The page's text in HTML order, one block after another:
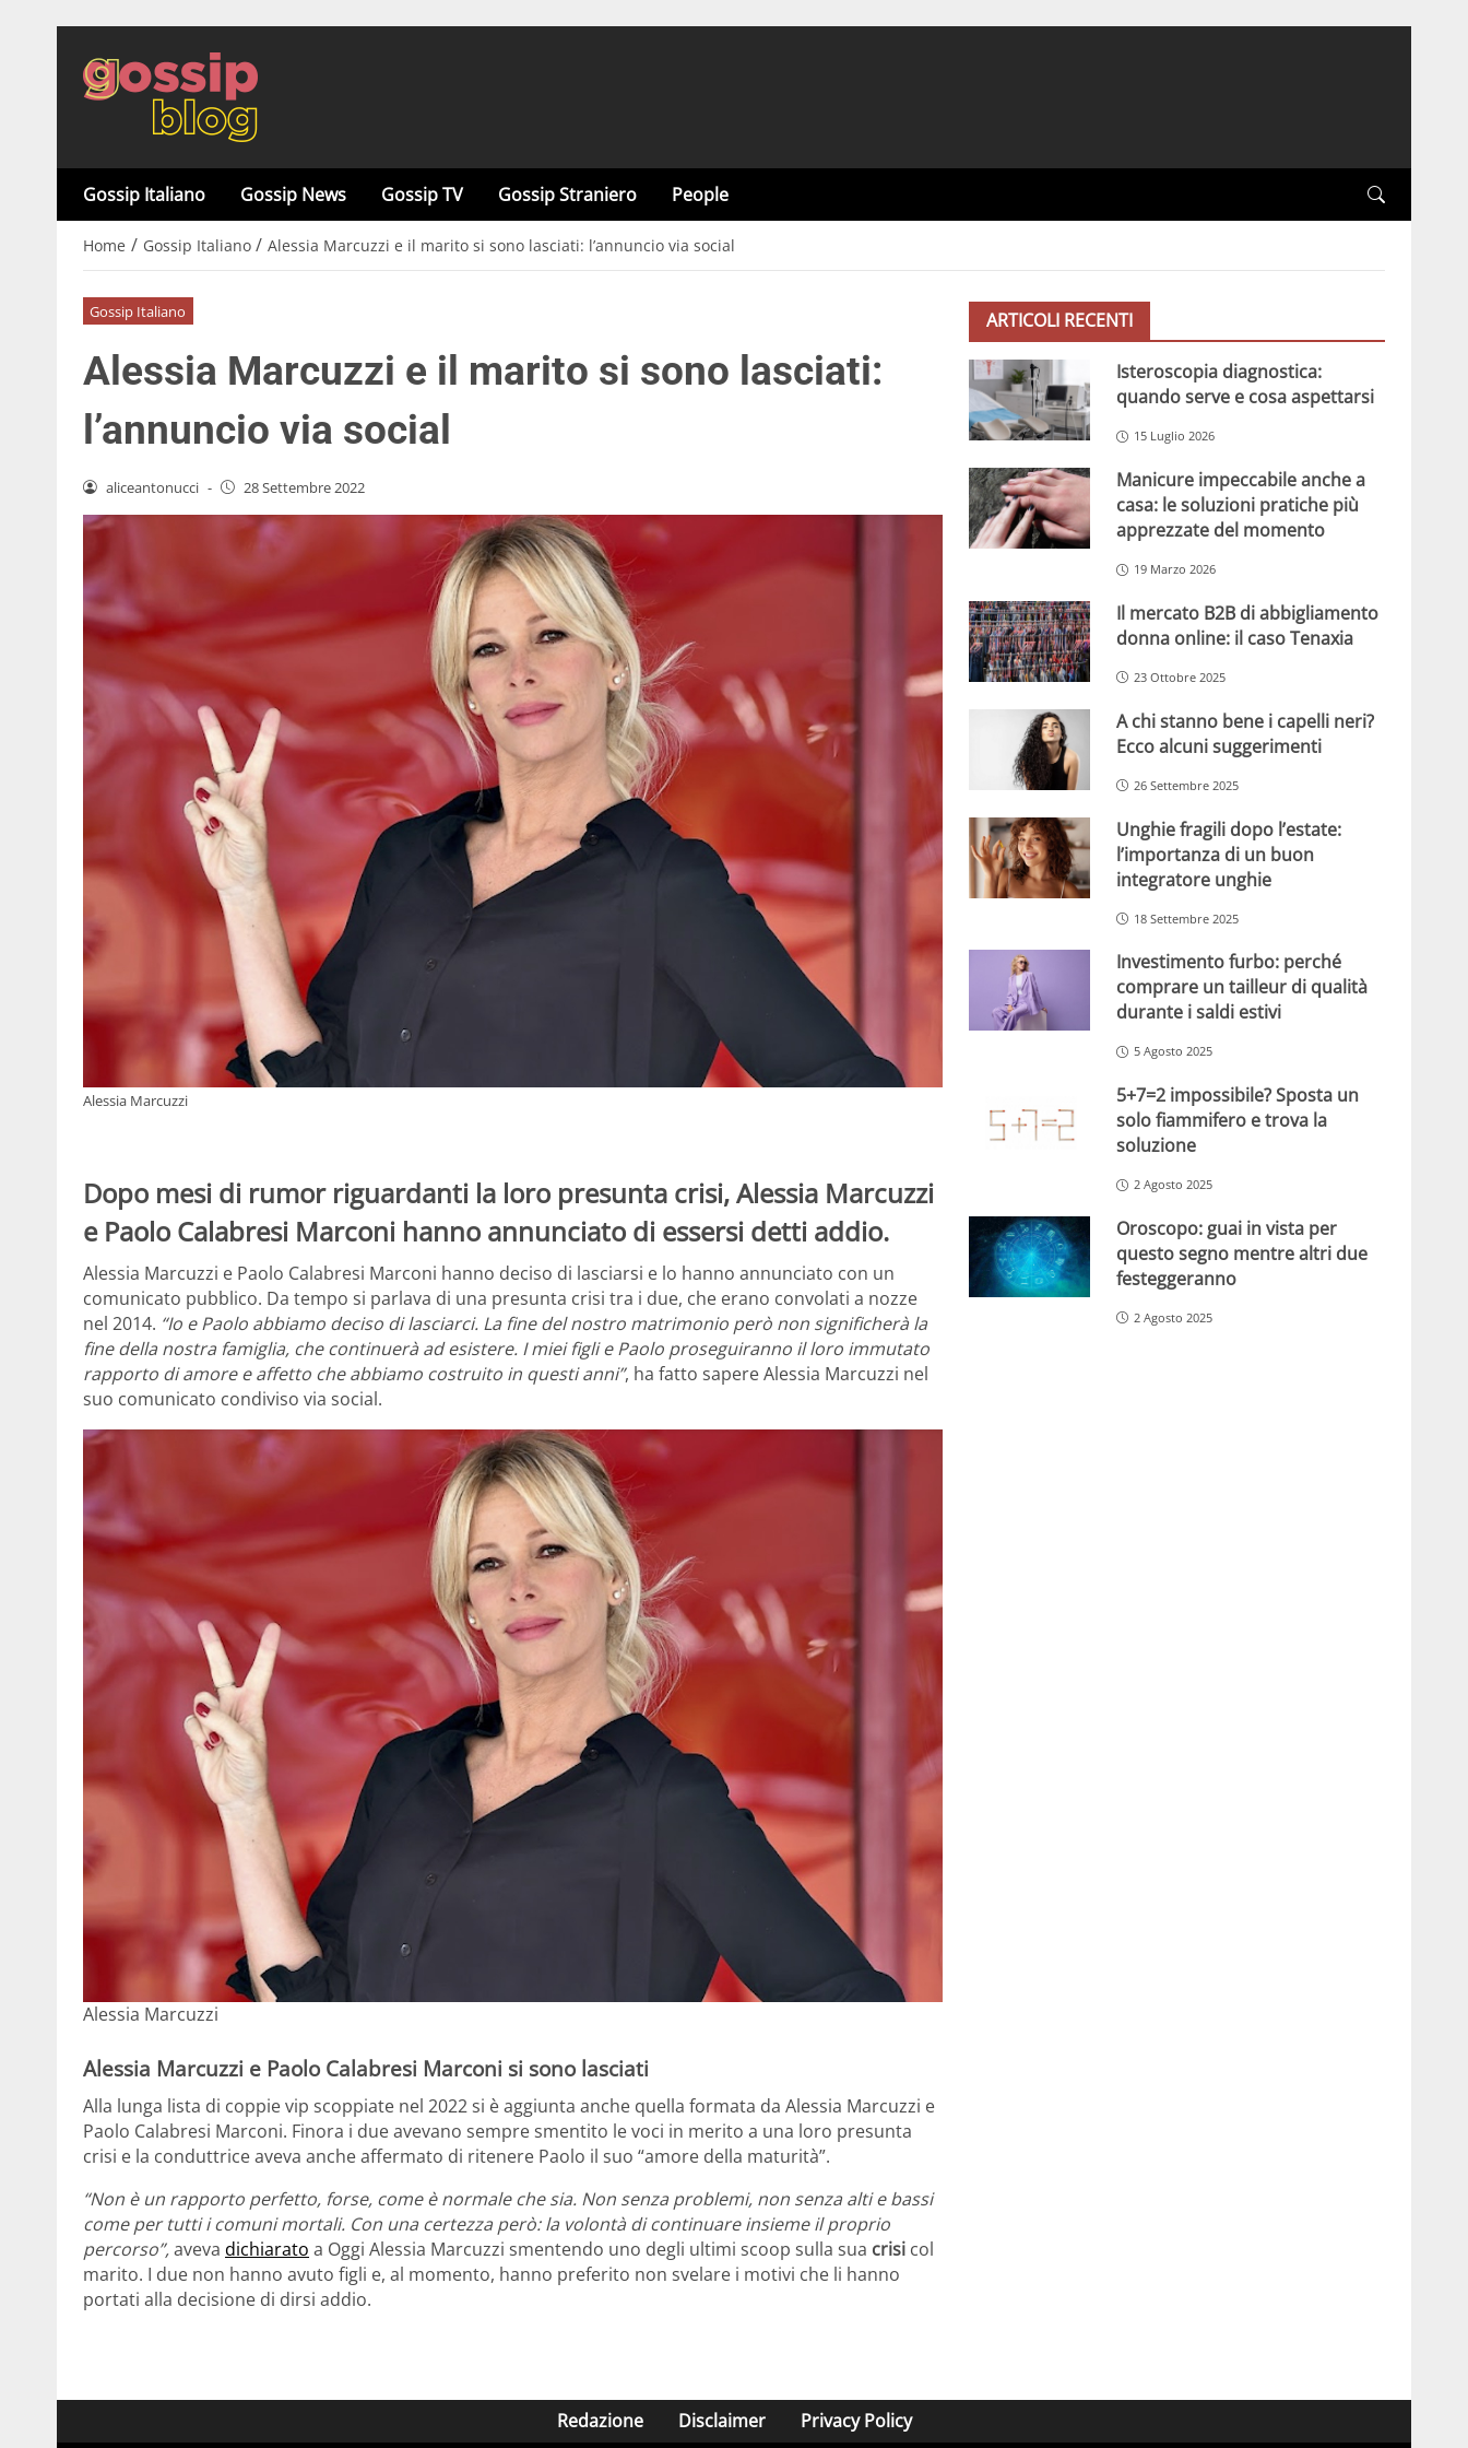
Gossip Italiano Gossip News Gossip TV Gossip Straniero People
Home / Gossip Italiano / Alessia Marcuzzi e il marito si sono lasciati: l’annuncio via social
Gossip Italiano
Alessia Marcuzzi e il marito si sono lasciati:
l’annuncio via social
aliceantonucci - 28 Settembre 2022
Alessia Marcuzzi
Dopo mesi di rumor riguardanti la loro presunta crisi, Alessia Marcuzzi
e Paolo Calabresi Marconi hanno annunciato di essersi detti addio.
Alessia Marcuzzi e Paolo Calabresi Marconi hanno deciso di lasciarsi e lo hanno annunciato con un
comunicato pubblico. Da tempo si parlava di una presunta crisi tra i due, che erano convolati a nozze
nel 2014. “Io e Paolo abbiamo deciso di lasciarci. La fine del nostro matrimonio però non significherà la
fine della nostra famiglia, che continuerà ad esistere. I miei figli e Paolo proseguiranno il loro immutato
rapporto di amore e affetto che abbiamo costruito in questi anni”, ha fatto sapere Alessia Marcuzzi nel
suo comunicato condiviso via social.
Alessia Marcuzzi
Alessia Marcuzzi e Paolo Calabresi Marconi si sono lasciati
Alla lunga lista di coppie vip scoppiate nel 2022 si è aggiunta anche quella formata da Alessia Marcuzzi e
Paolo Calabresi Marconi. Finora i due avevano sempre smentito le voci in merito a una loro presunta
crisi e la conduttrice aveva anche affermato di ritenere Paolo il suo “amore della maturità”.
“Non è un rapporto perfetto, forse, come è normale che sia. Non senza problemi, non senza alti e bassi
come per tutti i comuni mortali. Con una certezza però: la volontà di continuare insieme il proprio
percorso”,aveva dichiarato a Oggi Alessia Marcuzzi smentendo uno degli ultimi scoop sulla sua crisi col
marito. I due non hanno avuto figli e, al momento, hanno preferito non svelare i motivi che li hanno
portati alla decisione di dirsi addio.
ARTICOLI RECENTI
Isteroscopia diagnostica:
quando serve e cosa aspettarsi
15 Luglio 2026
Manicure impeccabile anche a
casa: le soluzioni pratiche più
apprezzate del momento
19 Marzo 2026
Il mercato B2B di abbigliamento
donna online: il caso Tenaxia
23 Ottobre 2025
A chi stanno bene i capelli neri?
Ecco alcuni suggerimenti
26 Settembre 2025
Unghie fragili dopo l’estate:
l’importanza di un buon
integratore unghie
18 Settembre 2025
Investimento furbo: perché
comprare un tailleur di qualità
durante i saldi estivi
5 Agosto 2025
5+7=2 impossibile? Sposta un
solo fiammifero e trova la
soluzione
2 Agosto 2025
Oroscopo: guai in vista per
questo segno mentre altri due
festeggeranno
2 Agosto 2025
Redazione Disclaimer Privacy Policy